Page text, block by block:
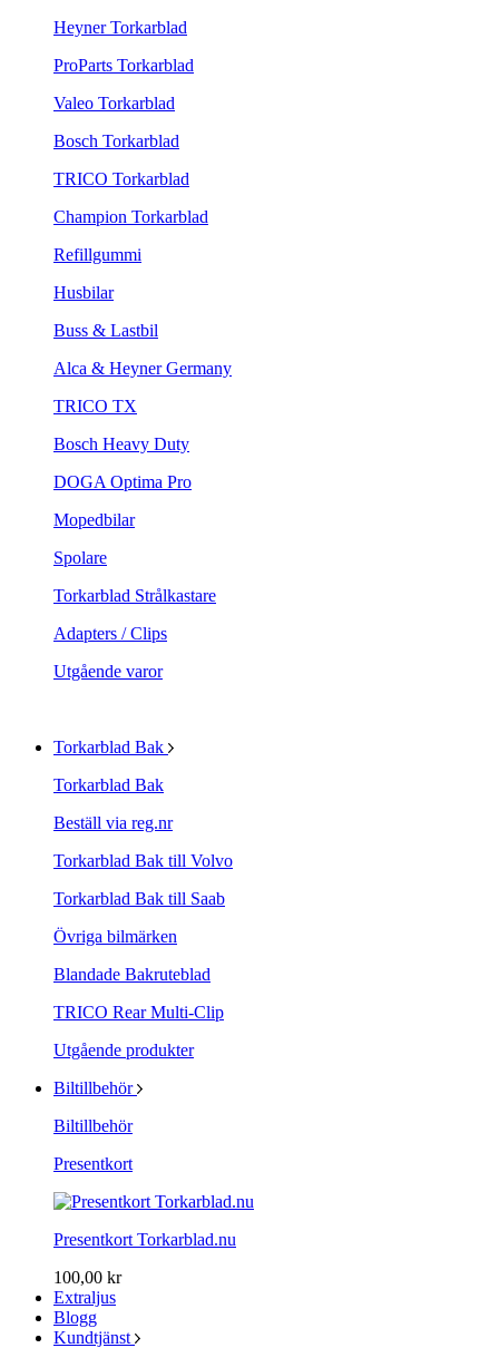
Heyner Torkarblad
ProParts Torkarblad
Valeo Torkarblad
Bosch Torkarblad
TRICO Torkarblad
Champion Torkarblad
Refillgummi
Husbilar
Buss & Lastbil
Alca & Heyner Germany
TRICO TX
Bosch Heavy Duty
DOGA Optima Pro
Mopedbilar
Spolare
Torkarblad Strålkastare
Adapters / Clips
Utgående varor
Torkarblad Bak
Torkarblad Bak
Beställ via reg.nr
Torkarblad Bak till Volvo
Torkarblad Bak till Saab
Övriga bilmärken
Blandade Bakruteblad
TRICO Rear Multi-Clip
Utgående produkter
Biltillbehör
Biltillbehör
Presentkort
Presentkort Torkarblad.nu
100,00 kr
Extraljus
Blogg
Kundtjänst